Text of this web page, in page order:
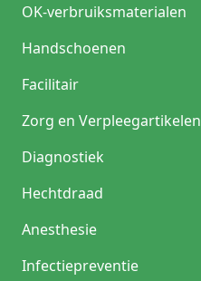
OK-verbruiksmaterialen
Handschoenen
Facilitair
Zorg en Verpleegartikelen
Diagnostiek
Hechtdraad
Anesthesie
Infectiepreventie